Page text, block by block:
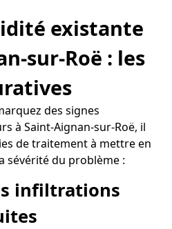
existante
sur-Roë : les
des signes
à Saint-Aignan-sur-Roë, il
de traitement à mettre en
sévérité du problème :
infiltrations